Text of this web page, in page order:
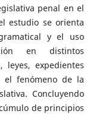
penal en el
estudio se orienta
y el uso
en distintos
leyes, expedientes
el fenómeno de la
Concluyendo
de principios